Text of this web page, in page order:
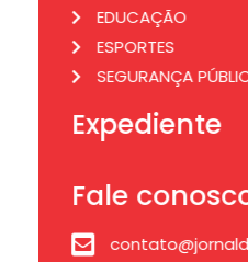
EDUCAÇÃO
ESPORTES
SEGURANÇA
Expediente
Fale